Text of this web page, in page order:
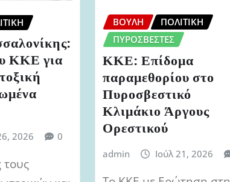
ΚΚΕ για
2026 0
ΒΟΥΛΉ
ΠΟΛΙΤΙΚΉ
ΠΥΡΟΣΒΈΣΤΕΣ
ΚΚΕ: Επίδομα
παραμεθορίου στο
Πυροσβεστικό
Κλιμάκιο Άργους
Ορεστικού
admin Ιούλ 21, 2026